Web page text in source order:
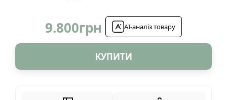
9.800грн AI-аналіз товару
КУПИТИ